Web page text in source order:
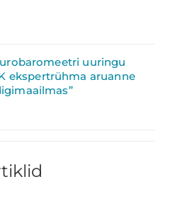
uuringu
ekspertrühma aruanne